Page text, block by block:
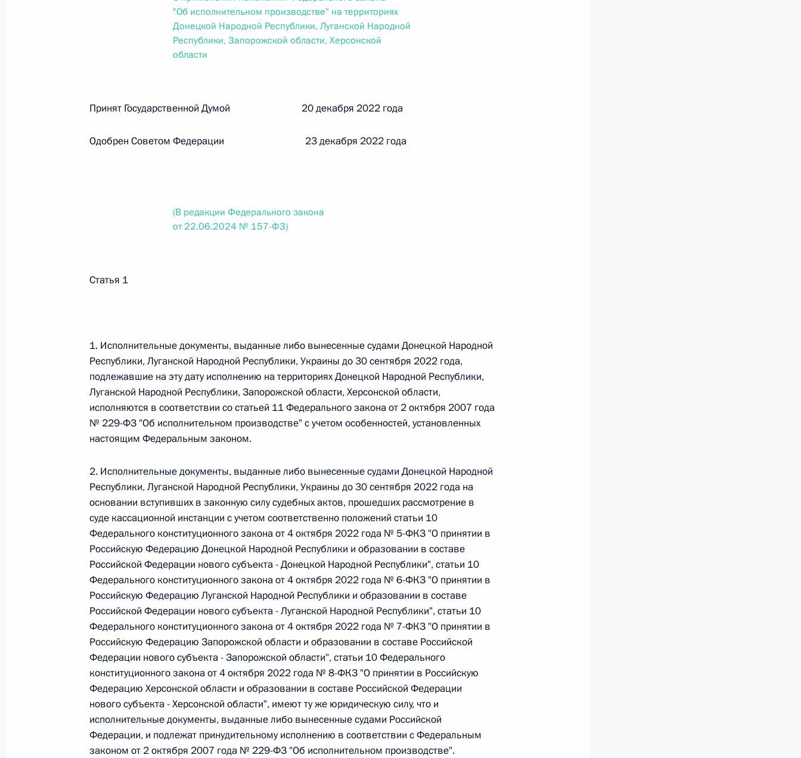
Федеральный закон от 26.07.2026 г. № 256-ФЗ
О внесении изменений в Федеральный закон «О присяжных заседателях федеральных судов общей
Федеральный закон от 26.07.2026 г. № 263-ФЗ
О внесении изменений в статьи 85 и 102 части первой и статью 227–1 части второй Налогового
Федеральный закон от 26.07.2026 г. № 246-ФЗ
О внесении изменений в Трудовой кодекс Российской Федерации
26 июля 2026 года
О внесении изменений в Федеральный закон «О пробации в Российской Федерации»
26 июля 2026 года
Федеральный закон от 26.07.2026 г. № 267-ФЗ
О внесении изменения в статью 2 Федерального закона «О благотворительной деятельности
и добровольчестве (волонтерстве)»
26 июля 2026 года
Федеральный закон от 26.07.2026 г. № 251-ФЗ
О внесении изменений в Уголовный кодекс Российской Федерации и статьи 31 и 151 Уголовно-
процессуального кодекса Российской Федерации
26 июля 2026 года
"Об исполнительном производстве" на территориях
Донецкой Народной Республики, Луганской Народной
Республики, Запорожской области, Херсонской
области
Принят Государственной Думой 20 декабря 2022 года
Одобрен Советом Федерации 23 декабря 2022 года
(В редакции Федерального закона
от 22.06.2024 № 157-ФЗ)
Статья 1
1. Исполнительные документы, выданные либо вынесенные судами Донецкой Народной
Республики, Луганской Народной Республики, Украины до 30 сентября 2022 года,
подлежавшие на эту дату исполнению на территориях Донецкой Народной Республики,
Луганской Народной Республики, Запорожской области, Херсонской области,
исполняются в соответствии со статьей 11 Федерального закона от 2 октября 2007 года
№ 229-ФЗ "Об исполнительном производстве" с учетом особенностей, установленных
настоящим Федеральным законом.
2. Исполнительные документы, выданные либо вынесенные судами Донецкой Народной
Республики, Луганской Народной Республики, Украины до 30 сентября 2022 года на
основании вступивших в законную силу судебных актов, прошедших рассмотрение в
суде кассационной инстанции с учетом соответственно положений статьи 10
Федерального конституционного закона от 4 октября 2022 года № 5-ФКЗ "О принятии в
Российскую Федерацию Донецкой Народной Республики и образовании в составе
Российской Федерации нового субъекта - Донецкой Народной Республики", статьи 10
Федерального конституционного закона от 4 октября 2022 года № 6-ФКЗ "О принятии в
Российскую Федерацию Луганской Народной Республики и образовании в составе
Российской Федерации нового субъекта - Луганской Народной Республики", статьи 10
Федерального конституционного закона от 4 октября 2022 года № 7-ФКЗ "О принятии в
Российскую Федерацию Запорожской области и образовании в составе Российской
Федерации нового субъекта - Запорожской области", статьи 10 Федерального
конституционного закона от 4 октября 2022 года № 8-ФКЗ "О принятии в Российскую
Федерацию Херсонской области и образовании в составе Российской Федерации
нового субъекта - Херсонской области", имеют ту же юридическую силу, что и
исполнительные документы, выданные либо вынесенные судами Российской
Федерации, и подлежат принудительному исполнению в соответствии с Федеральным
законом от 2 октября 2007 года № 229-ФЗ "Об исполнительном производстве".